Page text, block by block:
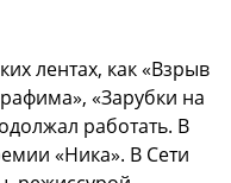
лентах, как «Взрыв
«Зарубки на
работать. В
«Ника». В Сети